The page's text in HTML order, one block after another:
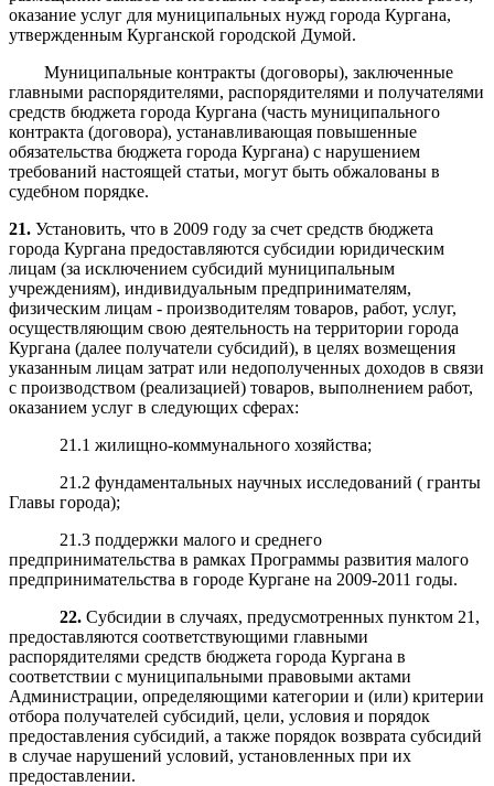
оказание услуг для муниципальных нужд города Кургана,
утвержденным Курганской городской Думой.
Муниципальные контракты (договоры), заключенные
главными распорядителями, распорядителями и получателями
средств бюджета города Кургана (часть муниципального
контракта (договора), устанавливающая повышенные
обязательства бюджета города Кургана) с нарушением
требований настоящей статьи, могут быть обжалованы в
судебном порядке.
21. Установить, что в 2009 году за счет средств бюджета
города Кургана предоставляются субсидии юридическим
лицам (за исключением субсидий муниципальным
учреждениям), индивидуальным предпринимателям,
физическим лицам - производителям товаров, работ, услуг,
осуществляющим свою деятельность на территории города
Кургана (далее получатели субсидий), в целях возмещения
указанным лицам затрат или недополученных доходов в связи
с производством (реализацией) товаров, выполнением работ,
оказанием услуг в следующих сферах:
21.1 жилищно-коммунального хозяйства;
21.2 фундаментальных научных исследований ( гранты
Главы города);
21.3 поддержки малого и среднего
предпринимательства в рамках Программы развития малого
предпринимательства в городе Кургане на 2009-2011 годы.
22. Субсидии в случаях, предусмотренных пунктом 21,
предоставляются соответствующими главными
распорядителями средств бюджета города Кургана в
соответствии с муниципальными правовыми актами
Администрации, определяющими категории и (или) критерии
отбора получателей субсидий, цели, условия и порядок
предоставления субсидий, а также порядок возврата субсидий
в случае нарушений условий, установленных при их
предоставлении.